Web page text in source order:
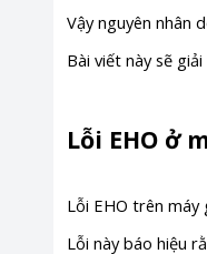
Vậy nguyên nhân
Bài viết này sẽ
Lỗi EHO ở
Lỗi EHO trên máy
Lỗi này báo hiệu